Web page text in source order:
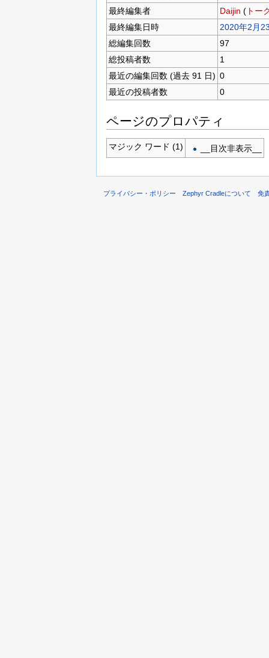
最終編集者
Daijin (トー
最終編集日時
2020年2月
総編集回数
97
総投稿者数
1
最近の編集回数 (過去 91 日) 0
最近の投稿者数
0
ページのプロパティ
マジック ワード (1) __目次非表示__
プライバシー・ポリシー Zephyr Cradleについて 免